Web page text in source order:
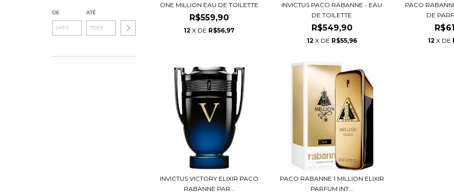
DE ATÉ
ONE MILLION EAU DE TOILETTE
R$559,90
12 X DE R$56,97
INVICTUS PACO RABANNE - EAU
DE TOILETTE
R$549,90
12 X DE R$55,96
PACO
DE
12 X DE
INVICTUS VICTORY ELIXIR PACO
RABANNE PAR...
PACO RABANNE 1 MILLION ELIXIR
PARFUM INT...